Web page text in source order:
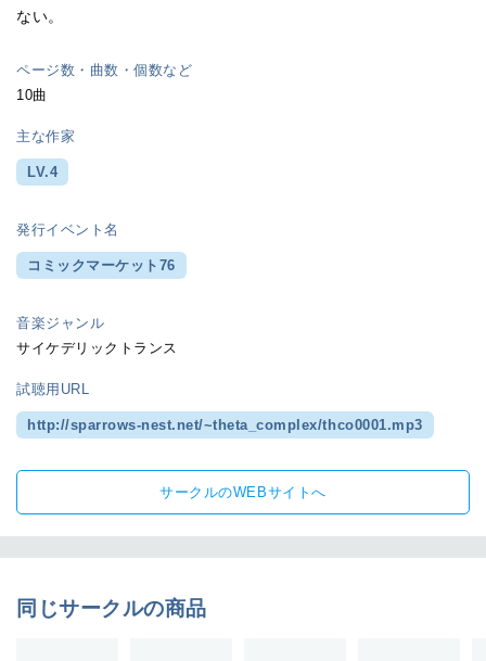
ない。
ページ数・曲数・個数など
10曲
主な作家
LV.4
発行イベント名
コミックマーケット76
音楽ジャンル
サイケデリックトランス
試聴用URL
http://sparrows-nest.net/~theta_complex/thco0001.mp3
サークルのWEBサイトへ
同じサークルの商品